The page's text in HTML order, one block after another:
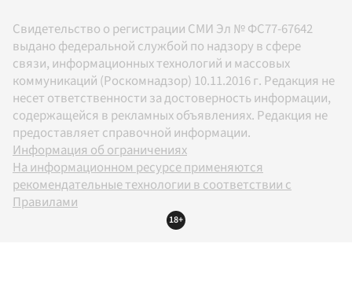
Свидетельство о регистрации СМИ Эл № ФС77-67642
выдано федеральной службой по надзору в сфере
связи, информационных технологий и массовых
коммуникаций (Роскомнадзор) 10.11.2016 г. Редакция не
несет ответственности за достоверность информации,
содержащейся в рекламных объявлениях. Редакция не
предоставляет справочной информации.
Информация об ограничениях
На информационном ресурсе применяются
рекомендательные технологии в соответствии с
Правилами
18+